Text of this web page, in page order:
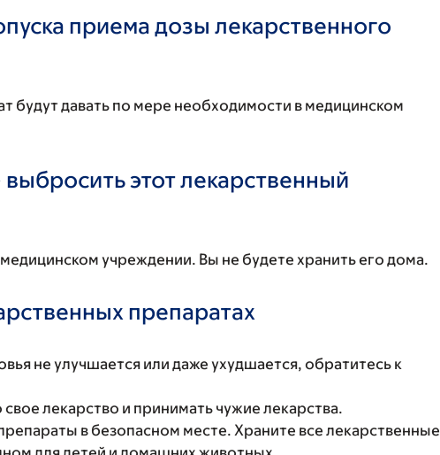
приема дозы лекарственного
будут давать по мере необходимости в медицинском
этот лекарственный
учреждении. Вы не будете хранить его дома.
препаратах
не улучшается или даже ухудшается, обратитесь к
лекарство и принимать чужие лекарства.
в безопасном месте. Храните все лекарственные